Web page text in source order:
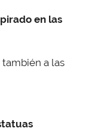
en las
también a las